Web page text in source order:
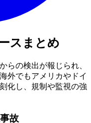
スまとめ
らの検出が報じられ、
外でもアメリカやドイ
化し、規制や監視の強
故